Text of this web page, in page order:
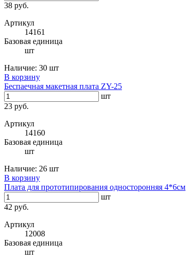
38 руб.
Артикул
14161
Базовая единица
шт
Наличие: 30 шт
В корзину
Беспаечная макетная плата ZY-25
шт
23 руб.
Артикул
14160
Базовая единица
шт
Наличие: 26 шт
В корзину
Плата для прототипирования односторонняя 4*6см
шт
42 руб.
Артикул
12008
Базовая единица
шт